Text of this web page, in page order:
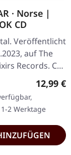
· Norse |
CD
Veröffentlicht
auf The
Records. CD
Digibook,
Aus…
12,99 €
2 Werktage